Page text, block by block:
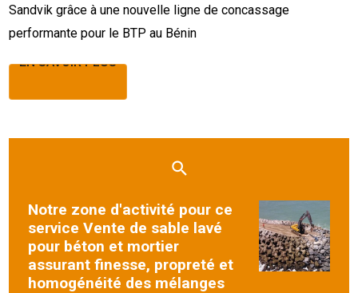
Sandvik grâce à une nouvelle ligne de concassage
performante pour le BTP au Bénin
EN SAVOIR PLUS
EN SAVOIR PLUS
Notre zone d'activité pour ce
service Vente de sable lavé
pour béton et mortier
assurant finesse, propreté et
homogénéité des mélanges